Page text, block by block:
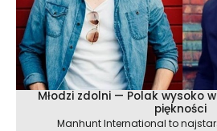
Młodzi zdolni — Polak wysoko
piękności
Manhunt International to